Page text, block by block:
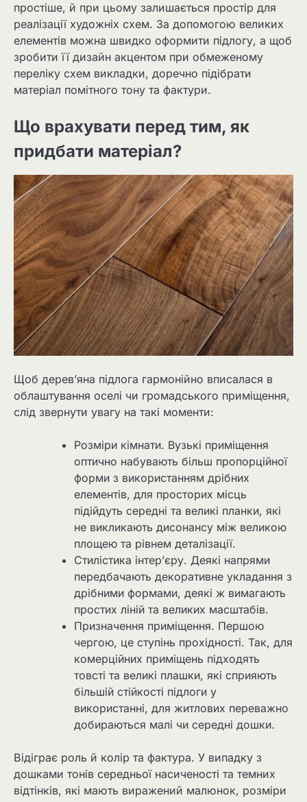
простіше, й при цьому залишається простір для
реалізації художніх схем. За допомогою великих
елементів можна швидко оформити підлогу, а щоб
зробити її дизайн акцентом при обмеженому
переліку схем викладки, доречно підібрати
матеріал помітного тону та фактури.
Що врахувати перед тим, як
придбати матеріал?
Щоб дерев’яна підлога гармонійно вписалася в
облаштування оселі чи громадського приміщення,
слід звернути увагу на такі моменти:
Розміри кімнати. Вузькі приміщення
оптично набувають більш пропорційної
форми з використанням дрібних
елементів, для просторих місць
підійдуть середні та великі планки, які
не викликають дисонансу між великою
площею та рівнем деталізації.
Стилістика інтер’єру. Деякі напрями
передбачають декоративне укладання з
дрібними формами, деякі ж вимагають
простих ліній та великих масштабів.
Призначення приміщення. Першою
чергою, це ступінь прохідності. Так, для
комерційних приміщень підходять
товсті та великі плашки, які сприяють
більшій стійкості підлоги у
використанні, для житлових переважно
добираються малі чи середні дошки.
Відіграє роль й колір та фактура. У випадку з
дошками тонів середньої насиченості та темних
відтінків, які мають виражений малюнок, розміри